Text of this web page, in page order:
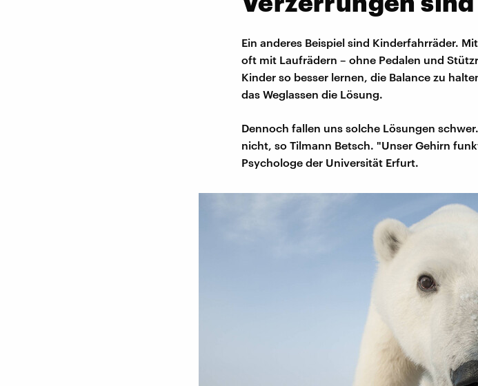
Ein anderes Beispiel sind Kinderfahrräder.
oft mit Laufrädern – ohne Pedalen und
Kinder so besser lernen, die Balance zu
das Weglassen die Lösung.
Dennoch fallen uns solche Lösungen
nicht, so Tilmann Betsch. "Unser Gehirn
Psychologe der Universität Erfurt.